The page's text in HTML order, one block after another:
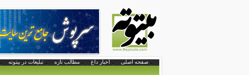
صفحه اصلی اخبار داغ مطالب تازه تبلیغات در بیتوته